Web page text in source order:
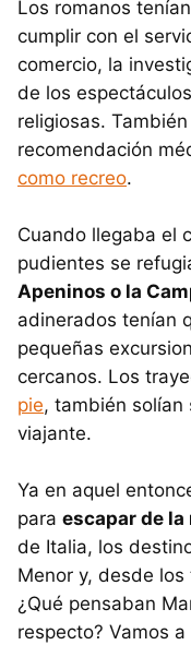
Los romanos tenían
cumplir con el
comercio, la
de los
religiosas.
recomendación
como recreo.
Cuando llegaba el
pudientes se
Apeninos o la
adinerados tenían
pequeñas
cercanos. Los
pie, también solían
viajante.
Ya en aquel
para escapar de
de Italia, los
Menor y, desde los
¿Qué pensaban
respecto? Vamos a